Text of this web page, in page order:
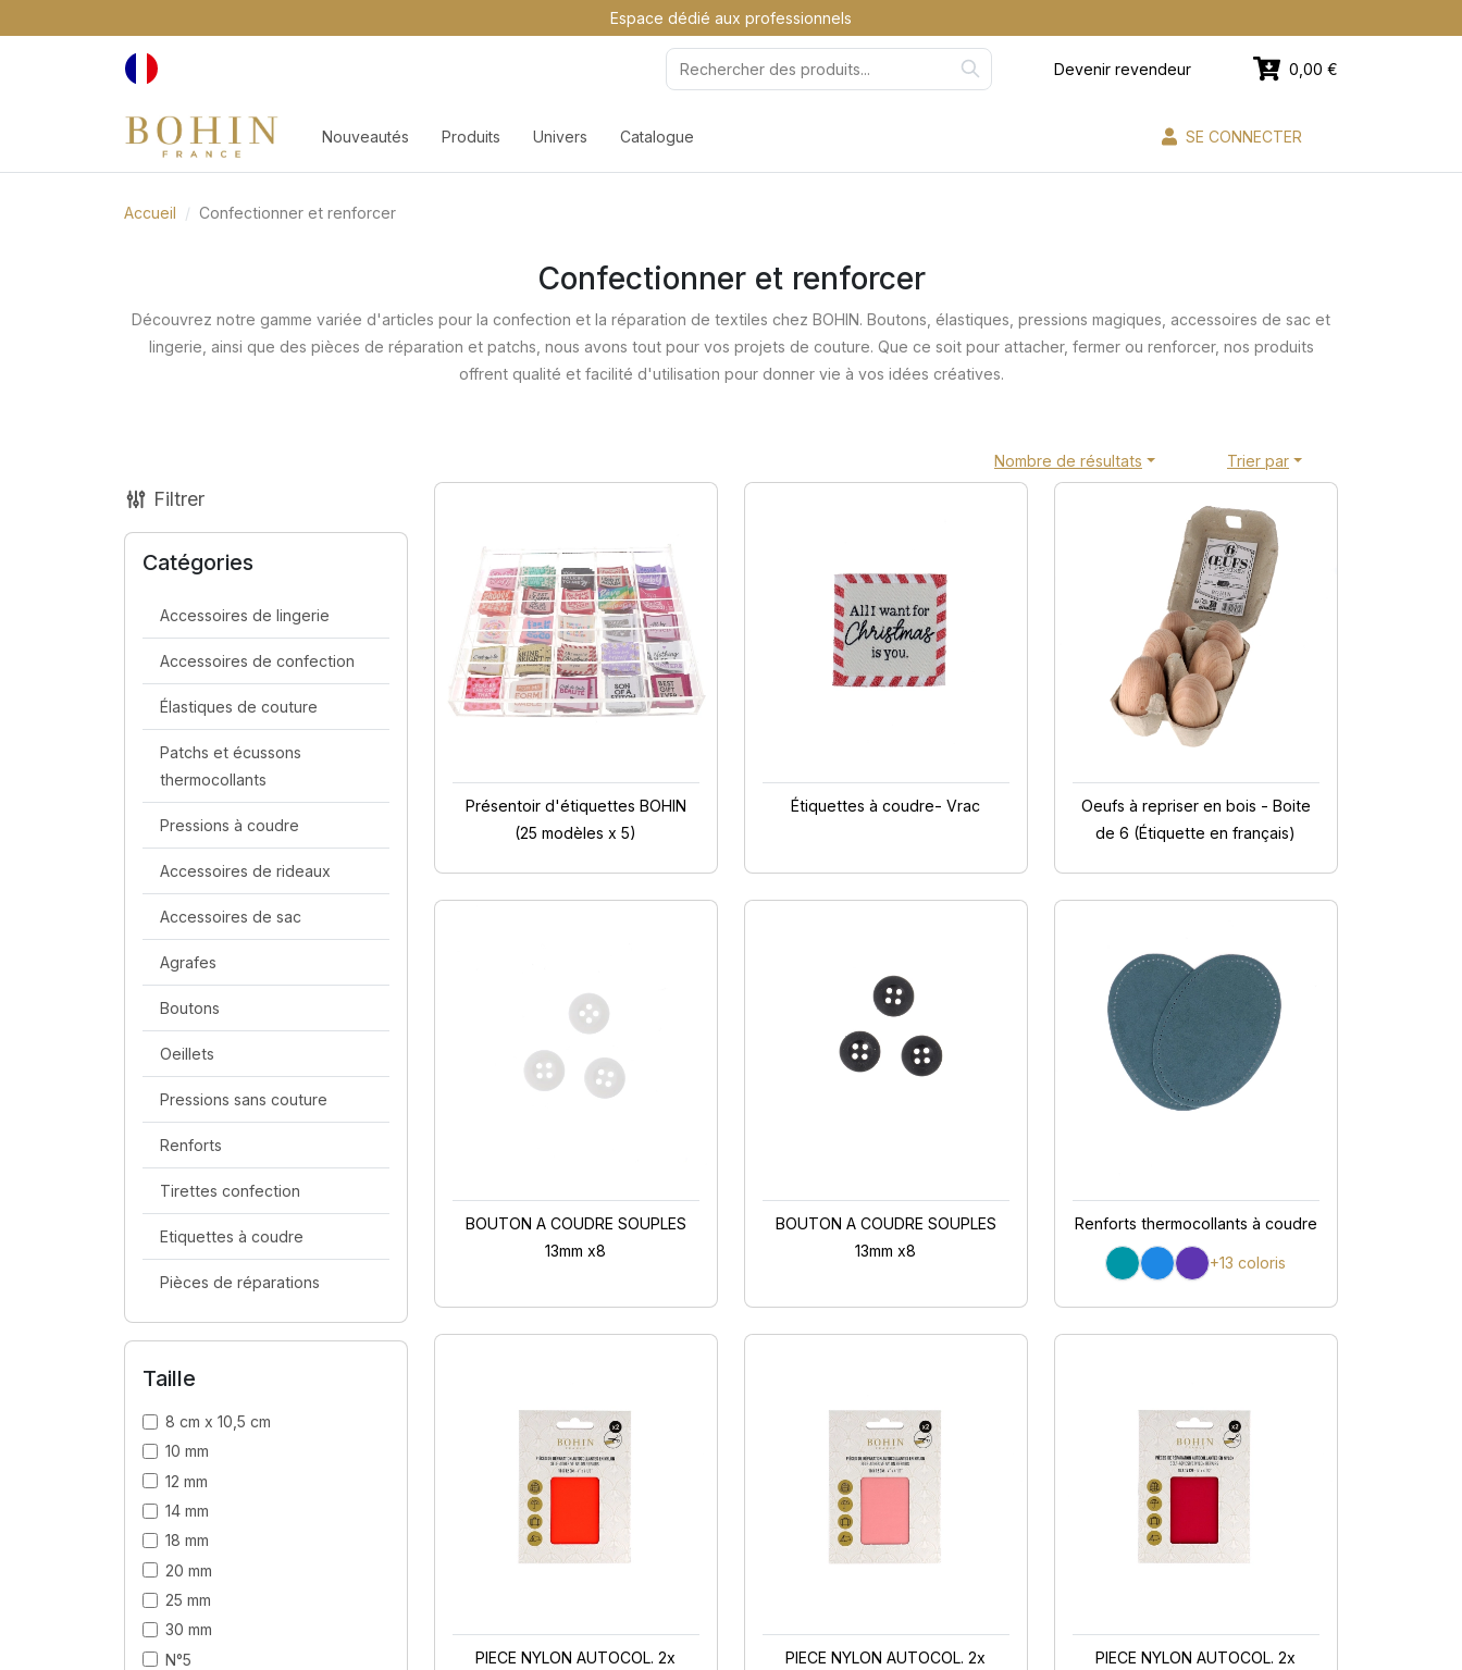
Espace dédié aux professionnels
Devenir revendeur 0,00 €
Nouveautés Produits Univers Catalogue SE CONNECTER
Accueil Confectionner et renforcer
Confectionner et renforcer
Découvrez notre gamme variée d'articles pour la confection et la réparation de textiles chez BOHIN. Boutons, élastiques, pressions magiques, accessoires de sac et
lingerie, ainsi que des pièces de réparation et patchs, nous avons tout pour vos projets de couture. Que ce soit pour attacher, fermer ou renforcer, nos produits
offrent qualité et facilité d'utilisation pour donner vie à vos idées créatives.
Trier par
Nombre de résultats
Filtrer
Catégories
Accessoires de lingerie
Accessoires de confection
Élastiques de couture
Patchs et écussons
thermocollants
Pressions à coudre
Accessoires de rideaux
Accessoires de sac
Agrafes
Boutons
Oeillets
Pressions sans couture
Renforts
Tirettes confection
Etiquettes à coudre
Pièces de réparations
Taille
8 cm x 10,5 cm
10 mm
12 mm
14 mm
18 mm
20 mm
25 mm
30 mm
N°5
Présentoir d'étiquettes BOHIN
(25 modèles x 5)
Étiquettes à coudre- Vrac
Oeufs à repriser en bois - Boite
de 6 (Étiquette en français)
BOUTON A COUDRE SOUPLES
13mm x8
BOUTON A COUDRE SOUPLES
13mm x8
Renforts thermocollants à coudre
+13 coloris
PIECE NYLON AUTOCOL. 2x
PIECE NYLON AUTOCOL. 2x
PIECE NYLON AUTOCOL. 2x